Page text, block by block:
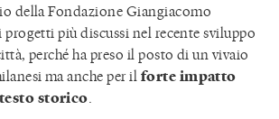
della Fondazione Giangiacomo
più discussi nel recente sviluppo
perché ha preso il posto di un vivaio
ma anche per ilforte impatto
storico.